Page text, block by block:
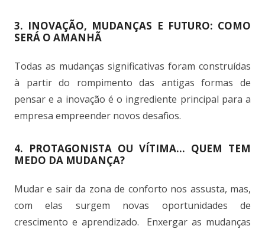
3. INOVAÇÃO, MUDANÇAS E FUTURO: COMO
SERÁ O AMANHÃ
Todas as mudanças significativas foram construídas
à partir do rompimento das antigas formas de
pensar e a inovação é o ingrediente principal para a
empresa empreender novos desafios.
4. PROTAGONISTA OU VÍTIMA… QUEM TEM
MEDO DA MUDANÇA?
Mudar e sair da zona de conforto nos assusta, mas,
com elas surgem novas oportunidades de
crescimento e aprendizado.
Enxergar as mudanças